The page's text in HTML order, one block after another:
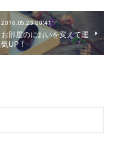
2016.05.23 00:41
お部屋のにおいを変えて運
気UP！